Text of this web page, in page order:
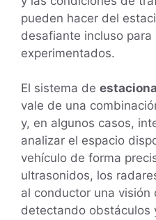
pueden hacer del
desafiante incluso para
experimentados.
El sistema de
vale de una
y, en algunos casos,
analizar el espacio
vehículo de forma
ultrasonidos, los
al conductor una
detectando obstáculos